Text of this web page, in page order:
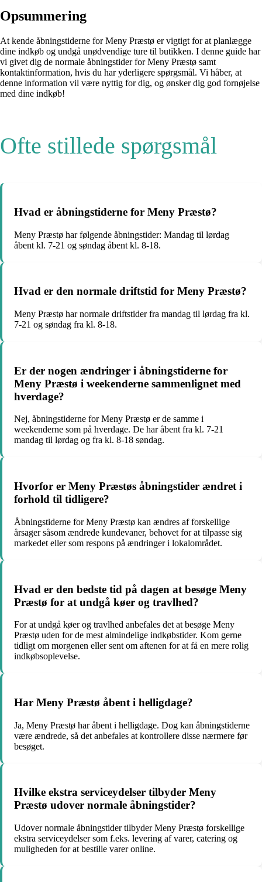
Opsummering
At kende åbningstiderne for Meny Præstø er vigtigt for at planlægge
dine indkøb og undgå unødvendige ture til butikken. I denne guide har
vi givet dig de normale åbningstider for Meny Præstø samt
kontaktinformation, hvis du har yderligere spørgsmål. Vi håber, at
denne information vil være nyttig for dig, og ønsker dig god fornøjelse
med dine indkøb!
Ofte stillede spørgsmål
Hvad er åbningstiderne for Meny Præstø?
Meny Præstø har følgende åbningstider: Mandag til lørdag
åbent kl. 7-21 og søndag åbent kl. 8-18.
Hvad er den normale driftstid for Meny Præstø?
Meny Præstø har normale driftstider fra mandag til lørdag fra kl.
7-21 og søndag fra kl. 8-18.
Er der nogen ændringer i åbningstiderne for
Meny Præstø i weekenderne sammenlignet med
hverdage?
Nej, åbningstiderne for Meny Præstø er de samme i
weekenderne som på hverdage. De har åbent fra kl. 7-21
mandag til lørdag og fra kl. 8-18 søndag.
Hvorfor er Meny Præstøs åbningstider ændret i
forhold til tidligere?
Åbningstiderne for Meny Præstø kan ændres af forskellige
årsager såsom ændrede kundevaner, behovet for at tilpasse sig
markedet eller som respons på ændringer i lokalområdet.
Hvad er den bedste tid på dagen at besøge Meny
Præstø for at undgå køer og travlhed?
For at undgå køer og travlhed anbefales det at besøge Meny
Præstø uden for de mest almindelige indkøbstider. Kom gerne
tidligt om morgenen eller sent om aftenen for at få en mere rolig
indkøbsoplevelse.
Har Meny Præstø åbent i helligdage?
Ja, Meny Præstø har åbent i helligdage. Dog kan åbningstiderne
være ændrede, så det anbefales at kontrollere disse nærmere før
besøget.
Hvilke ekstra serviceydelser tilbyder Meny
Præstø udover normale åbningstider?
Udover normale åbningstider tilbyder Meny Præstø forskellige
ekstra serviceydelser som f.eks. levering af varer, catering og
muligheden for at bestille varer online.